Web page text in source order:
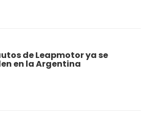
de Leapmotor ya se
en la Argentina